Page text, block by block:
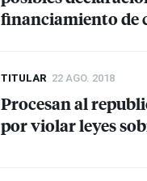
financiamiento de
TITULAR 22 AGO. 2018
Procesan al
por violar leyes